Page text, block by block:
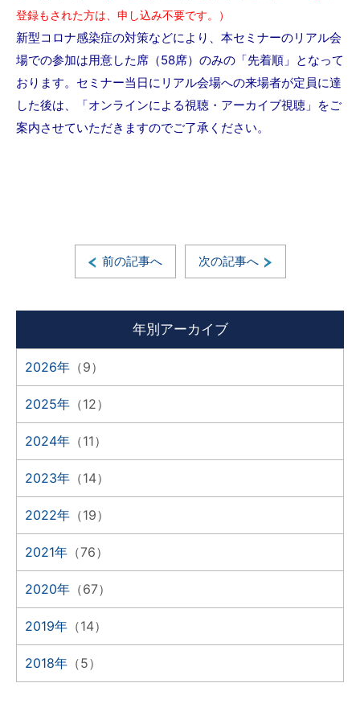
登録もされた方は、申し込み不要です。）
新型コロナ感染症の対策などにより、本セミナーのリアル会
場での参加は用意した席（58席）のみの「先着順」となって
おります。セミナー当日にリアル会場への来場者が定員に達
した後は、「オンラインによる視聴・アーカイブ視聴」をご
案内させていただきますのでご了承ください。
前の記事へ 次の記事へ
年別アーカイブ
2026年 （9）
2025年 （12）
2024年 （11）
2023年 （14）
2022年 （19）
2021年 （76）
2020年 （67）
2019年 （14）
2018年 （5）